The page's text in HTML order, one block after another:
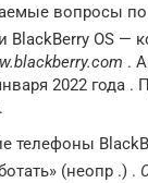
вопросы
BlackBerry OS —
.
2022 года .
телефоны
(неопр .) .